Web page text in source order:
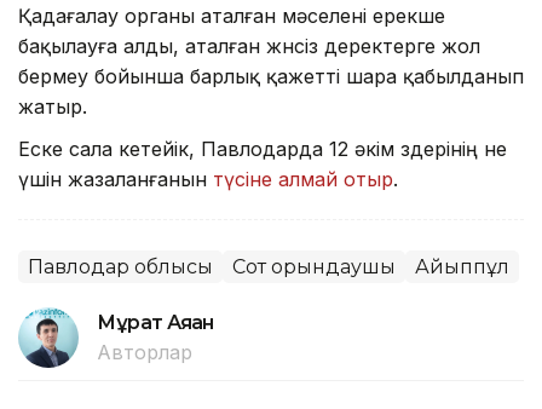
Қадағалау органы аталған мәселені ерекше
бақылауға алды, аталған жөнсіз деректерге жол
бермеу бойынша барлық қажетті шара қабылданып
жатыр.
Еске сала кетейік, Павлодарда 12 әкім өздерінің не
үшін жазаланғанын түсіне алмай отыр.
Павлодар облысы Сот орындаушы Айыппұл
Мұрат Аяған
Авторлар